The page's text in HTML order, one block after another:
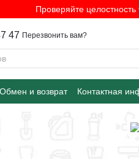
Проверяйте
47 Перезвонить вам?
Обмен и возврат Контактная